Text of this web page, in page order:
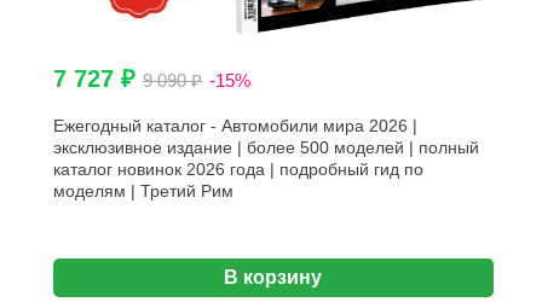
7 727 ₽ 9 090 ₽ -15%
Ежегодный каталог - Автомобили мира 2026 |
эксклюзивное издание | более 500 моделей | полный
каталог новинок 2026 года | подробный гид по
моделям | Третий Рим
В корзину